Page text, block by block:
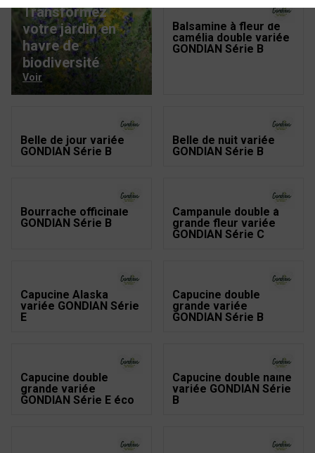
Transformez
votre jardin en
havre de
biodiversité
Voir
Balsamine à fleur de
camélia double variée
GONDIAN Série B
Belle de jour variée
GONDIAN Série B
Belle de nuit variée
GONDIAN Série B
Bourrache officinale
GONDIAN Série B
Campanule double à
grande fleur variée
GONDIAN Série C
Capucine Alaska
variée GONDIAN Série
E
Capucine double
grande variée
GONDIAN Série B
Capucine double
grande variée
GONDIAN Série E éco
Capucine double naine
variée GONDIAN Série
B